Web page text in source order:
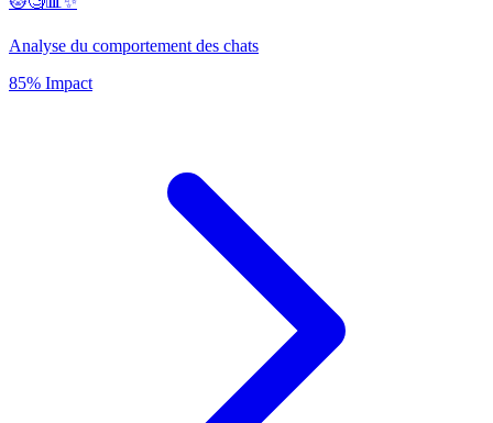
Analyse du comportement des chats
85% Impact